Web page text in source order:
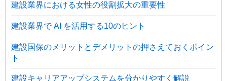
建設業界における女性の役割拡大の重要性
建設業界で AI を活用する10のヒント
建設国保のメリットとデメリットの押さえておくポイン
ト
建設キャリアアップシステムを分かりやすく解説